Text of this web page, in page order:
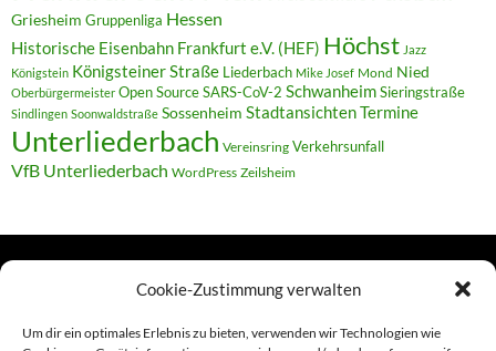
Cookie-Zustimmung verwalten
Um dir ein optimales Erlebnis zu bieten, verwenden wir Technologien wie
Griesheim Gruppenliga Hessen
Historische Eisenbahn Frankfurt e.V. (HEF) Höchst Jazz
Königstein Königsteiner Straße Liederbach Mike Josef Mond Nied
Oberbürgermeister Open SourceSARS-CoV-2 SchwanheimSieringstraße
Sindlingen Soonwaldstraße Sossenheim StadtansichtenTermine
Unterliederbach Vereinsring Verkehrsunfall
VfB Unterliederbach WordPress Zeilsheim